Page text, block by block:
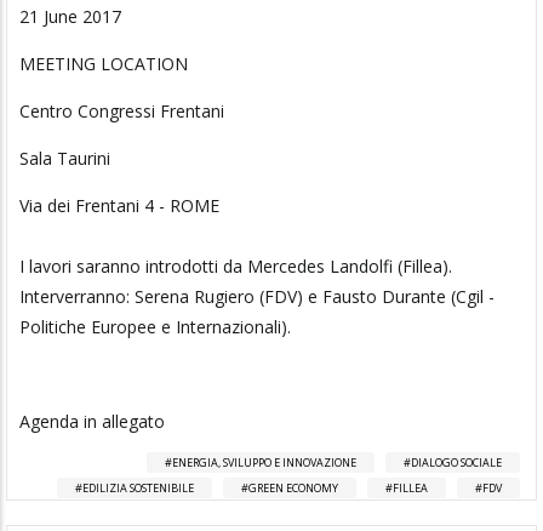
21 June 2017
MEETING LOCATION
Centro Congressi Frentani
Sala Taurini
Via dei Frentani 4 - ROME
I lavori saranno introdotti da Mercedes Landolfi (Fillea).
Interverranno: Serena Rugiero (FDV) e Fausto Durante (Cgil -
Politiche Europee e Internazionali).
Agenda in allegato
ENERGIA, SVILUPPO E INNOVAZIONE
DIALOGO SOCIALE
EDILIZIA SOSTENIBILE
GREEN ECONOMY FILLEA FDV